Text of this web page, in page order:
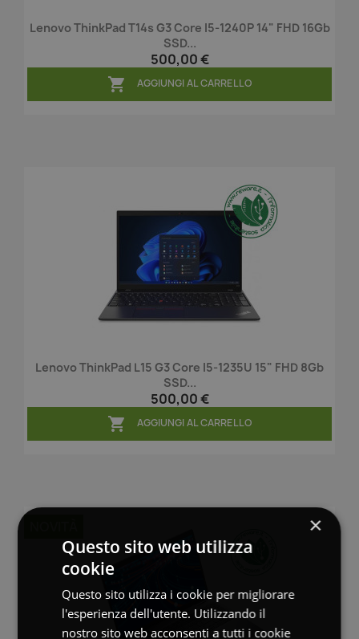
Lenovo ThinkPad T14s G3 Core I5-1240P 14" FHD 16Gb
SSD...
500,00 €
 AGGIUNGI AL CARRELLO
Lenovo ThinkPad L15 G3 Core I5-1235U 15" FHD 8Gb
SSD...
500,00 €
 AGGIUNGI AL CARRELLO
×
Questo sito web utilizza
cookie
Questo sito utilizza i cookie per migliorare
l'esperienza dell'utente. Utilizzando il
nostro sito web acconsenti a tutti i cookie